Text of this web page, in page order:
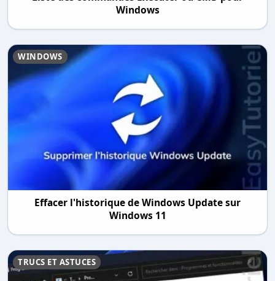
Windows
WINDOWS
Effacer l'historique de Windows Update sur
Windows 11
TRUCS ET ASTUCES